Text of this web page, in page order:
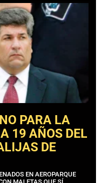
PARA LA
19 AÑOS DEL
DE
EN AEROPARQUE